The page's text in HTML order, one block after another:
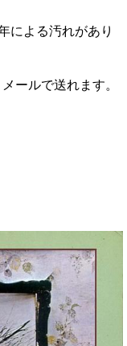
による汚れがあり
ールで送れます。